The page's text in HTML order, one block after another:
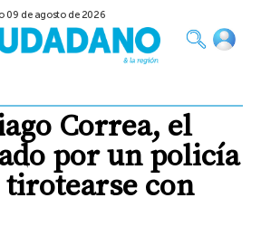
09 de agosto de 2026
Correa, el
por un policía
con